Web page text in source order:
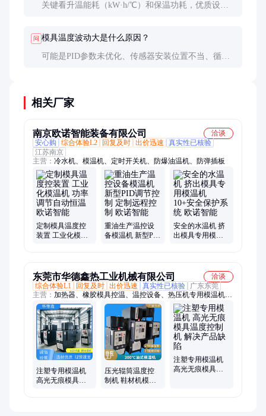
关键看升温能耗（kW·h/℃）和保温功耗，优质设备
问 模具温度波动大是什么原因？
可能是PID参数未优化、传感器安装位置不当、循环
相关厂家
南京欧诺智能装备有限公司
洽谈
安心购
综合体验L2 回复及时 出价迅速
真实性已核验
江苏南京
主营： 冷水机、模温机、定时开关机、防爆油温机、防弹插板
定制模具温度控
装置 工业化模温
重油生产温控设
备模温机 新型PID
安全的水温机 挤
出模具专用模温
东莞市华德鑫热工业机械有限公司
洽谈
综合体验L1
回复及时 出价迅速 真实性已核验
广东东莞
主营： 加热器、橡胶模具控温、温控设备、热压机专用模温机、
吹瓶机用模温机、导热油温机、模温机、涂布机专用模温机、工
业模温机、液压机用模温机、复合机专用模温机、模具控温机、
开炼机专用模温机、油温机、硫化机用模温机、贴合机用模温
机、水温机、电加热模温机、拌料机、恒温机、防爆模温机、冷
热一体恒温机、加热设备、导热油炉、加热系统
注塑专用模温机
高光无痕模具恒
压光辊筒温度控
制机 鞋材机模温
注塑专用模温机
高光无痕模具温